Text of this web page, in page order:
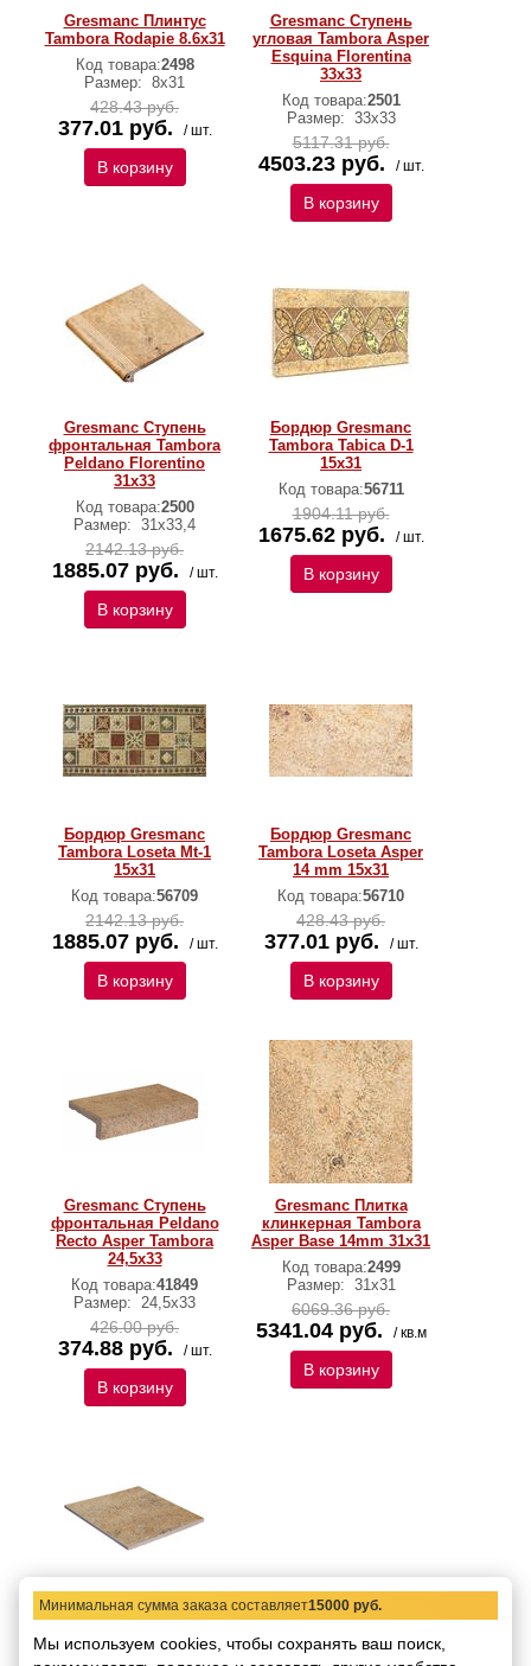
Gresmanc Плинтус
Tambora Rodapie 8.6х31
Код товара:2498
Размер: 8х31
428.43 руб.
377.01 руб. / шт.
В корзину
Gresmanc Ступень
угловая Tambora Asper
Esquina Florentina
33x33
Код товара:2501
Размер: 33х33
5117.31 руб.
4503.23 руб. / шт.
В корзину
Gresmanc Ступень
фронтальная Tambora
Peldano Florentino
31x33
Код товара:2500
Размер: 31х33,4
2142.13 руб.
1885.07 руб. / шт.
В корзину
Бордюр Gresmanc
Tambora Tabica D-1
15x31
Код товара:56711
1904.11 руб.
1675.62 руб. / шт.
В корзину
Бордюр Gresmanc
Tambora Loseta Mt-1
15x31
Код товара:56709
2142.13 руб.
1885.07 руб. / шт.
В корзину
Бордюр Gresmanc
Tambora Loseta Asper
14 mm 15x31
Код товара:56710
428.43 руб.
377.01 руб. / шт.
В корзину
Gresmanc Ступень
фронтальная Peldano
Recto Asper Tambora
24,5х33
Код товара:41849
Размер: 24,5х33
426.00 руб.
374.88 руб. / шт.
В корзину
Gresmanc Плитка
клинкерная Tambora
Asper Base 14mm 31х31
Код товара:2499
Размер: 31х31
6069.36 руб.
5341.04 руб. / кв.м
В корзину
Gresmanc Плитка
Asper 24,5х24,5
Минимальная сумма заказа составляет15000 руб.
Мы используем cookies, чтобы сохранять ваш поиск,